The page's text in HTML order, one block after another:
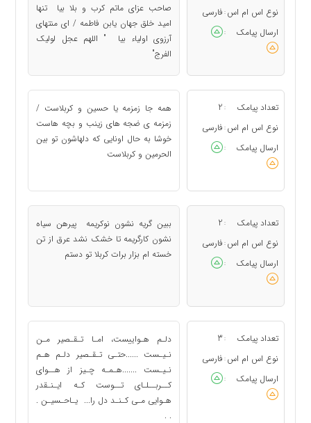
نوع اس ام اس : فارسی
ارسال پیامک
:
صاحب عزای ماتم کرب و بلا بیا تنها
امید خلق جهان یابن فاطمه / ای منتهای
آرزوی اولیاء بیا " اللهم عجل لولیک
الفرج"
تعداد پیامک :
2
نوع اس ام اس : فارسی
ارسال پیامک
:
همه جا زمزمه یا حسین و کربلاست /
زمزمه ی ضجه های زینب و بچه هاست
خوشا به حال اونایی که دلهاشون تو بین
الحرمین و کربلاست
تعداد پیامک :
2
نوع اس ام اس : فارسی
ارسال پیامک
:
ببین گریه نشون نوکریمه پیرهن سیاه
نشون کارگریمه تا خشک نشد عرق از تن
خسته ام بزار برات کربلا تو دستم
تعداد پیامک :
3
نوع اس ام اس : فارسی
ارسال پیامک
:
دلـم هـواییست، امـا تـقـصیر مـن
نـیـست ......حتـی تـقـصیر دلـم هـم
نـیـست .......هـمـه چـیز از هــوای
کــربــلـای تــوست کـه ایـنـقدر
هـوایی مـی کـنـد دل را... یـاحـسیـن .
. .